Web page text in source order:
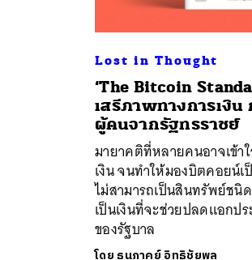
Lost in Thought
‘The Bitcoin
เสรีภาพทางการเงิ
ผู้คนจากรัฐทรราชย์
มายาคติที่หลายคนอาจเข้า
เงิน จนทำให้มองบิตคอยน์
ไม่สามารถเป็นสินทรัพย์ชนิ
เป็นเงินที่จะช่วยปลดแอกป
ของรัฐบาล
โดย ธนภาคย์ อิทธิชัยพล